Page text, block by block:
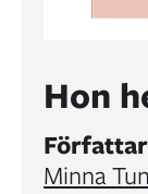
Hon
Minna